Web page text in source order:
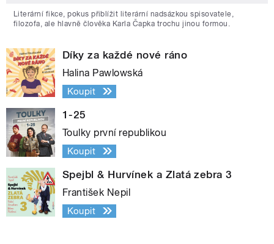
Literární fikce, pokus přiblížit literární nadsázkou spisovatele,
filozofa, ale hlavně člověka Karla Čapka trochu jinou formou.
Díky za každé nové ráno
Halina Pawlowská
Koupit
1-25
Toulky první republikou
Koupit
Spejbl & Hurvínek a Zlatá zebra 3
František Nepil
Koupit